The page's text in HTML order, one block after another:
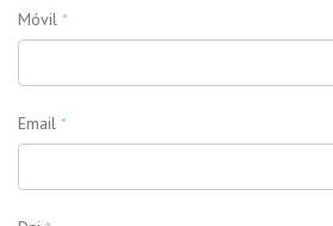
Móvil *
Email *